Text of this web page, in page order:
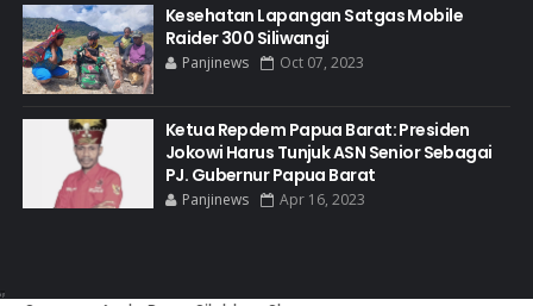
Kesehatan Lapangan Satgas Mobile
Raider 300 Siliwangi
Panjinews Oct 07, 2023
Ketua Repdem Papua Barat: Presiden
Jokowi Harus Tunjuk ASN Senior Sebagai
PJ. Gubernur Papua Barat
Panjinews Apr 16, 2023